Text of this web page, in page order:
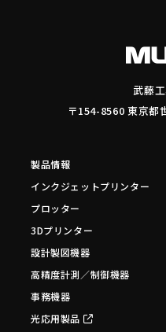
武藤
〒154-8560 東京都
製品情報
インクジェットプリンター
プロッター
3Dプリンター
設計製図機器
高精度計測／制御機器
事務機器
光応用製品